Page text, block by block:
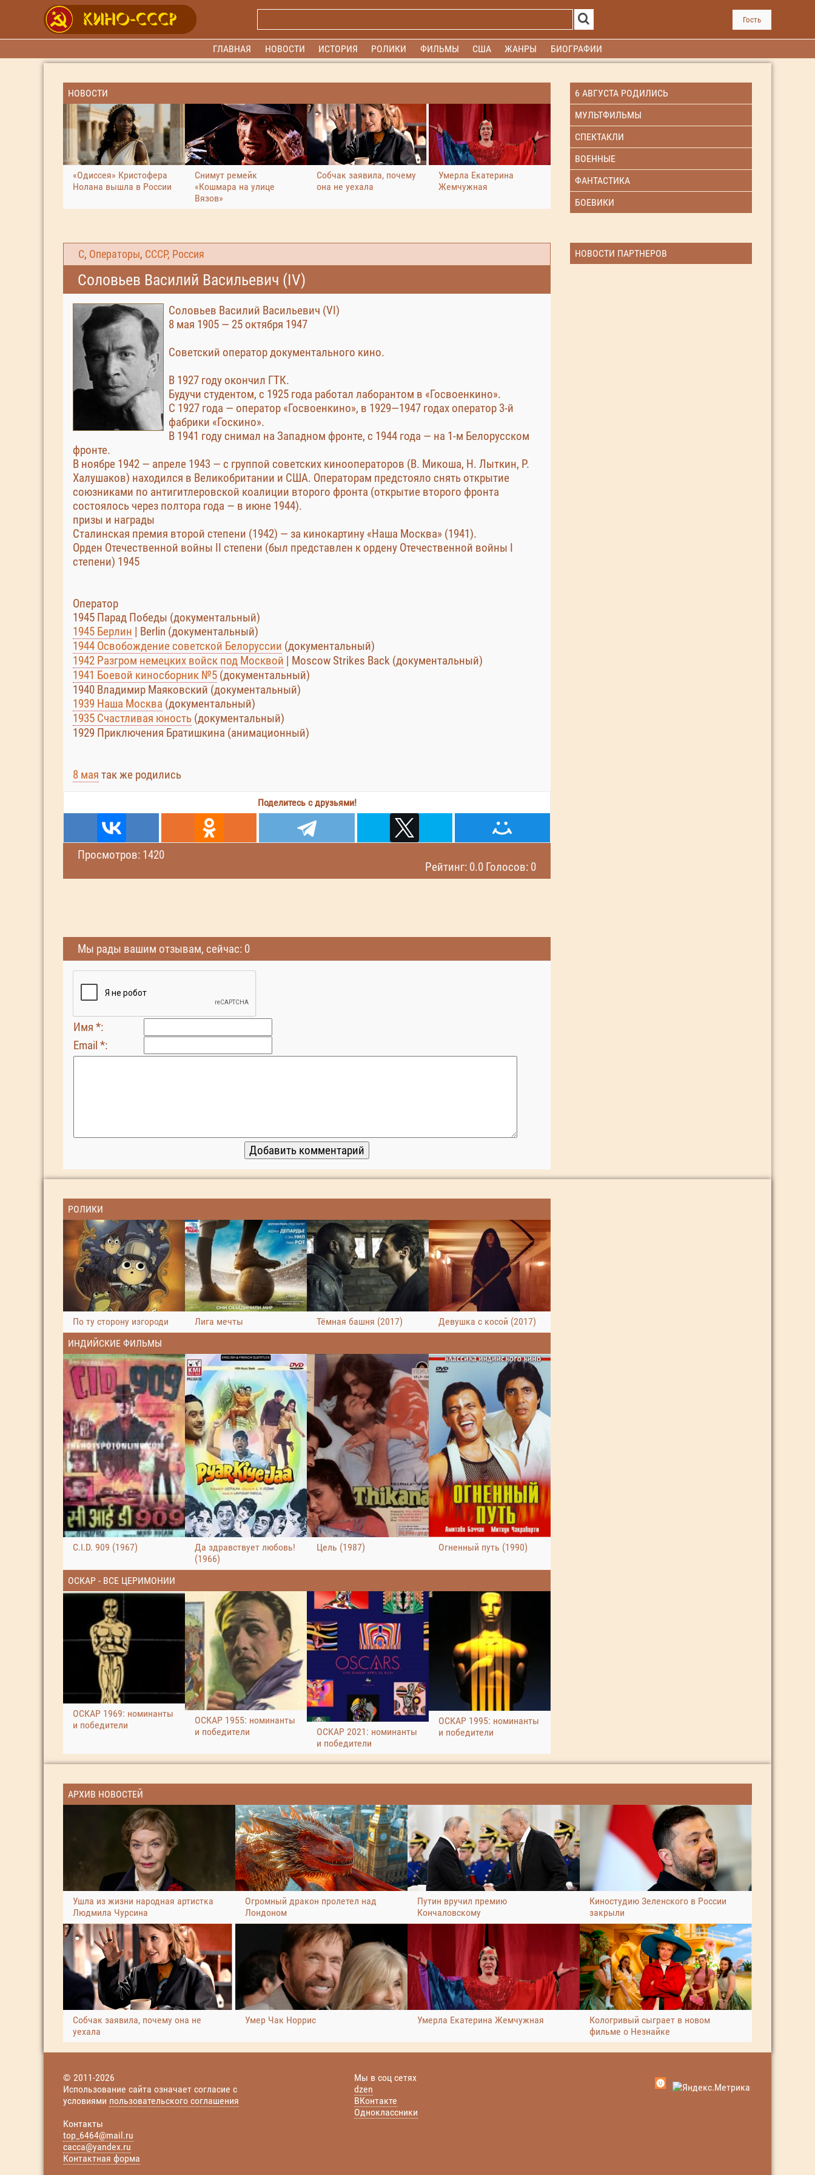
Гость
ГЛАВНАЯ НОВОСТИ ИСТОРИЯ РОЛИКИ ФИЛЬМЫ США ЖАНРЫ БИОГРАФИИ
НОВОСТИ
«Одиссея» Кристофера
Нолана вышла в России
Снимут ремейк
«Кошмара на улице
Вязов»
Собчак заявила, почему
она не уехала
Умерла Екатерина
Жемчужная
6 АВГУСТА РОДИЛИСЬ
МУЛЬТФИЛЬМЫ
СПЕКТАКЛИ
ВОЕННЫЕ
ФАНТАСТИКА
БОЕВИКИ
С, Операторы, СССР, Россия
Соловьев Василий Васильевич (IV)
Соловьев Василий Васильевич (VI)
8 мая 1905 — 25 октября 1947
Советский оператор документального кино.
В 1927 году окончил ГТК.
Будучи студентом, с 1925 года работал лаборантом в «Госвоенкино».
С 1927 года — оператор «Госвоенкино», в 1929—1947 годах оператор 3-й
фабрики «Госкино».
В 1941 году снимал на Западном фронте, с 1944 года — на 1-м Белорусском
фронте.
В ноябре 1942 — апреле 1943 — с группой советских кинооператоров (В. Микоша, Н. Лыткин, Р.
Халушаков) находился в Великобритании и США. Операторам предстояло снять открытие
союзниками по антигитлеровской коалиции второго фронта (открытие второго фронта
состоялось через полтора года — в июне 1944).
призы и награды
Сталинская премия второй степени (1942) — за кинокартину «Наша Москва» (1941).
Орден Отечественной войны II степени (был представлен к ордену Отечественной войны I
степени) 1945
Оператор
1945 Парад Победы (документальный)
1945 Берлин | Berlin (документальный)
1944 Освобождение советской Белоруссии (документальный)
1942 Разгром немецких войск под Москвой | Moscow Strikes Back (документальный)
1941 Боевой киносборник №5 (документальный)
1940 Владимир Маяковский (документальный)
1939 Наша Москва (документальный)
1935 Счастливая юность (документальный)
1929 Приключения Братишкина (анимационный)
8 мая так же родились
Поделитесь с друзьями!
Просмотров: 1420
Рейтинг: 0.0 Голосов: 0
НОВОСТИ ПАРТНЕРОВ
Мы рады вашим отзывам, сейчас: 0
Имя *:
Email *:
РОЛИКИ
По ту сторону изгороди Лига мечты Тёмная башня (2017)
Девушка с косой (2017)
ИНДИЙСКИЕ ФИЛЬМЫ
C.I.D. 909 (1967)
Да здравствует любовь!
(1966)
Цель (1987) Огненный путь (1990)
ОСКАР - ВСЕ ЦЕРИМОНИИ
ОСКАР 1969: номинанты
и победители
ОСКАР 1955: номинанты
и победители
ОСКАР 2021: номинанты
и победители
ОСКАР 1995: номинанты
и победители
АРХИВ НОВОСТЕЙ
Ушла из жизни народная артистка
Людмила Чурсина
Огромный дракон пролетел над
Лондоном
Путин вручил премию
Кончаловскому
Киностудию Зеленского в России
закрыли
Собчак заявила, почему она не
уехала
Умер Чак Норрис Умерла Екатерина Жемчужная
Кологривый сыграет в новом
фильме о Незнайке
© 2011-2026
Использование сайта означает согласие с
условиями пользовательского соглашения
Контакты
top_6464@mail.ru
cacca@yandex.ru
Контактная форма
Мы в соц сетях
dzen
ВКонтакте
Одноклассники